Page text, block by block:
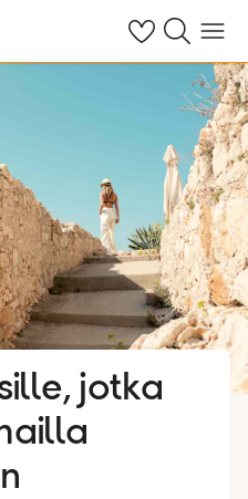
OmatHaku Valikko
jotka